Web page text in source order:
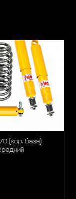
(кор. база)